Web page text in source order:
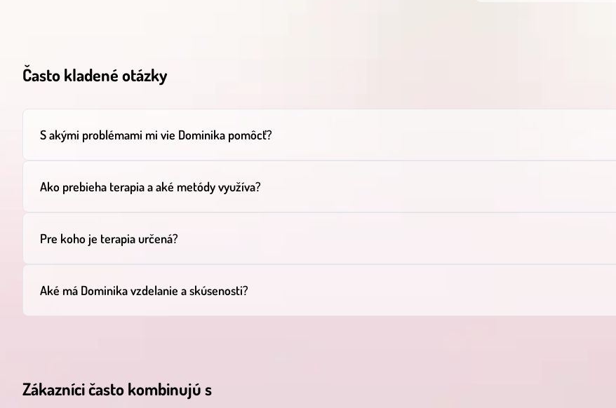
Často kladené otázky
S akými problémami mi vie Dominika pomôcť?
Ako prebieha terapia a aké metódy využíva?
Pre koho je terapia určená?
Aké má Dominika vzdelanie a skúsenosti?
Zákazníci často kombinujú s